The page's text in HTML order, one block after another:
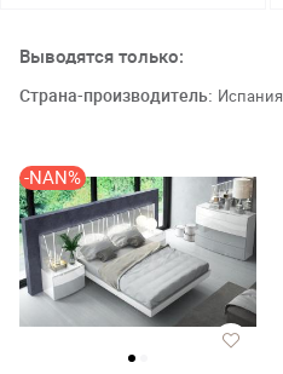
Выводятся только:
Страна-производитель: Испания
-NAN%